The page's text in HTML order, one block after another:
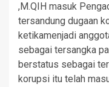
,M.QIH masuk
tersandung dugaan
ketikamenjadi
sebagai tersangka
berstatus sebagai
korupsi itu telah